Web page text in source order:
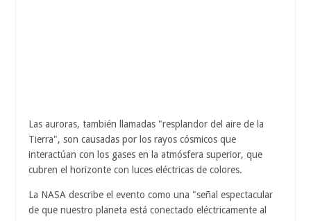
Las auroras, también llamadas "resplandor del aire de la
Tierra", son causadas por los rayos cósmicos que
interactúan con los gases en la atmósfera superior, que
cubren el horizonte con luces eléctricas de colores.
La NASA describe el evento como una "señal espectacular
de que nuestro planeta está conectado eléctricamente al